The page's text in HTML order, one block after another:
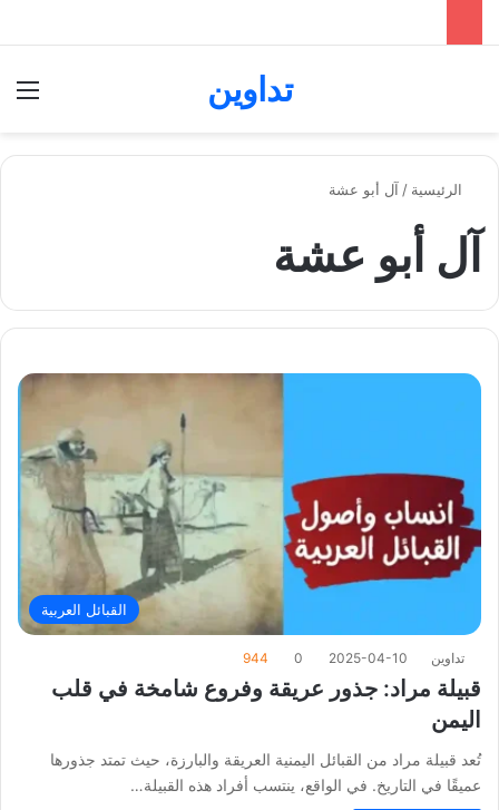
تداوين
الرئيسية / آل أبو عشة
آل أبو عشة
القبائل العربية
تداوين 2025-04-10
0
944
قبيلة مراد: جذور عريقة وفروع شامخة في قلب
اليمن
تُعد قبيلة مراد من القبائل اليمنية العريقة والبارزة، حيث تمتد جذورها
عميقًا في التاريخ. في الواقع، ينتسب أفراد هذه القبيلة…